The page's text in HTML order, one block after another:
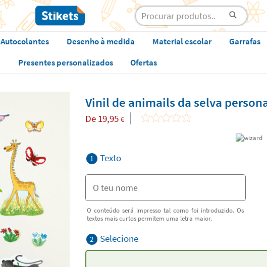
Autocolantes Desenho à medida Material escolar Garrafas
Presentes personalizados
Ofertas
Vinil de animails da selva
De 19,95 €
1 Texto
O conteúdo será impresso tal como foi introduzido. Os
textos mais curtos permitem uma letra maior.
2 Selecione